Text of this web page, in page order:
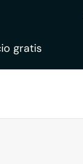
gratis